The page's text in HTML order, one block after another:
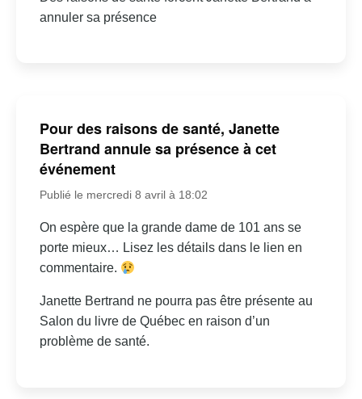
annuler sa présence
Pour des raisons de santé, Janette
Bertrand annule sa présence à cet
événement
Publié le mercredi 8 avril à 18:02
On espère que la grande dame de 101 ans se
porte mieux… Lisez les détails dans le lien en
commentaire.
Janette Bertrand ne pourra pas être présente au
Salon du livre de Québec en raison d’un
problème de santé.